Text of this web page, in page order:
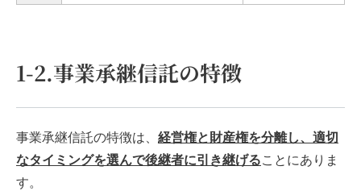
1-2.事業承継信託の特徴
事業承継信託の特徴は、 経営権と財産権を分離し、適切
なタイミングを選んで後継者に引き継げることにありま
す。